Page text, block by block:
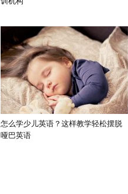
怎么学少儿英语？这样教学轻松摆脱
哑巴英语